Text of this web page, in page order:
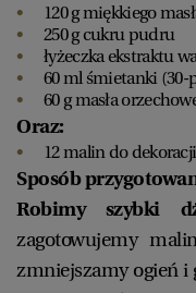
120 g miękkiego
250 g cukru pudru
łyżeczka ekstraktu
60 ml śmietanki (30-
60 g masła
Oraz:
12 malin do dekoracji
Sposób
Robimy szybki
zagotowujemy
zmniejszamy ogień